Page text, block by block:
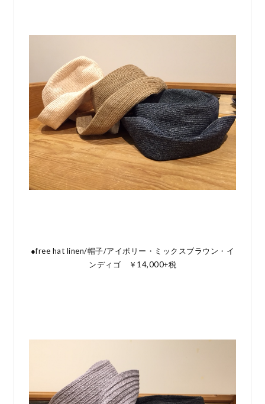
●free hat linen/帽子/アイボリー・ミックスブラウン・イ
ンディゴ ￥14,000+税